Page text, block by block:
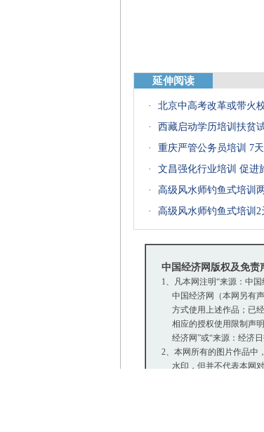
延伸阅读
· 北京中高考改革或带火
· 西藏启动学历培训扶贫
· 重庆严管公务员培训 7
· 文昌强化行业培训 促进
· 高级风水师钓鱼式培训
· 高级风水师钓鱼式培训
中国经济网版权及免责
1、凡本网注明“来源：中
中国经济网（本网另有声
方式使用上述作品；已
相应的授权使用限制声明
经济网”或“来源：经济日
2、本网所有的图片作品中
水印，但并不代表本网对